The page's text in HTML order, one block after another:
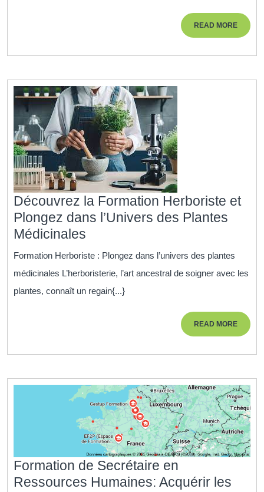
:
READ MOREREAD
MORE
Découvrez la Formation Herboriste et
Plongez dans l’Univers des Plantes
Médicinales
la
Formation
Herboriste
et
Plantes
Médicinales
Formation Herboriste : Plongez dans l’univers des plantes
médicinales L’herboristerie, l’art ancestral de soigner avec les
plantes, connaît un regain{...}
READ MOREREAD
MORE
Formation de Secrétaire en
Ressources Humaines: Acquérir les